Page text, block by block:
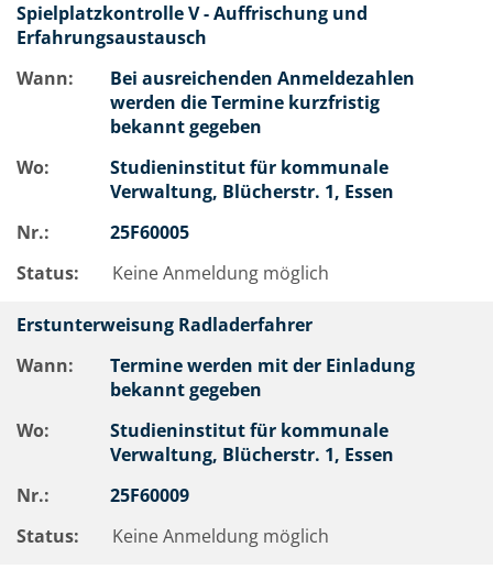
Spielplatzkontrolle V - Auffrischung und
Erfahrungsaustausch
Wann:
Bei ausreichenden Anmeldezahlen
werden die Termine kurzfristig
bekannt gegeben
Wo:
Studieninstitut für kommunale
Verwaltung, Blücherstr. 1, Essen
Nr.:
25F60005
Status:
Keine Anmeldung möglich
Erstunterweisung Radladerfahrer
Wann:
Termine werden mit der Einladung
bekannt gegeben
Wo:
Studieninstitut für kommunale
Verwaltung, Blücherstr. 1, Essen
Nr.:
25F60009
Status:
Keine Anmeldung möglich